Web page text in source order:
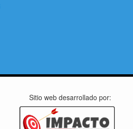
Sitio web desarrollado por: